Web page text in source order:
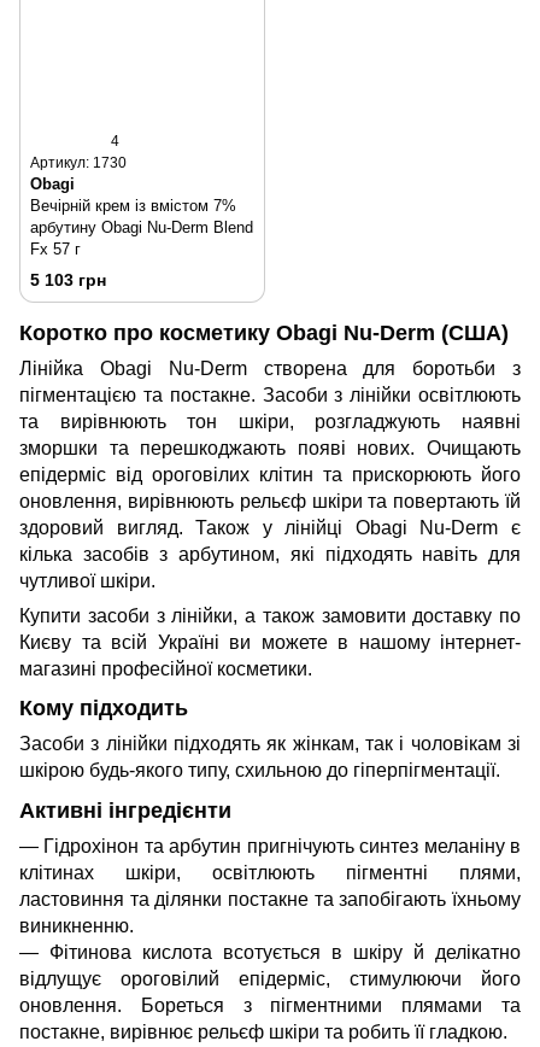
4
Артикул: 1730
Obagi
Вечірній крем із вмістом 7%
арбутину Obagi Nu-Derm Blend
Fx 57 г
5 103 грн
Коротко про косметику Obagi Nu-Derm (США)
Лінійка Obagi Nu-Derm створена для боротьби з
пігментацією та постакне. Засоби з лінійки освітлюють
та вирівнюють тон шкіри, розгладжують наявні
зморшки та перешкоджають появі нових. Очищають
епідерміс від ороговілих клітин та прискорюють його
оновлення, вирівнюють рельєф шкіри та повертають їй
здоровий вигляд. Також у лінійці Obagi Nu-Derm є
кілька засобів з арбутином, які підходять навіть для
чутливої шкіри.
Купити засоби з лінійки, а також замовити доставку по
Києву та всій Україні ви можете в нашому інтернет-
магазині професійної косметики.
Кому підходить
Засоби з лінійки підходять як жінкам, так і чоловікам зі
шкірою будь-якого типу, схильною до гіперпігментації.
Активні інгредієнти
— Гідрохінон та арбутин пригнічують синтез меланіну в
клітинах шкіри, освітлюють пігментні плями,
ластовиння та ділянки постакне та запобігають їхньому
виникненню.
— Фітинова кислота всотується в шкіру й делікатно
відлущує ороговілий епідерміс, стимулюючи його
оновлення. Бореться з пігментними плямами та
постакне, вирівнює рельєф шкіри та робить її гладкою.